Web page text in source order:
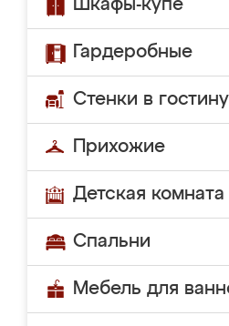
Шкафы-купе
Гардеробные
Стенки в
Прихожие
Детская комната
Спальни
Мебель для